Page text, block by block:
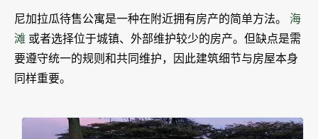
尼加拉瓜待售公寓是一种在附近拥有房产的简单方法。 海
滩 或者选择位于城镇、外部维护较少的房产。但缺点是需
要遵守统一的规则和共同维护，因此建筑细节与房屋本身
同样重要。